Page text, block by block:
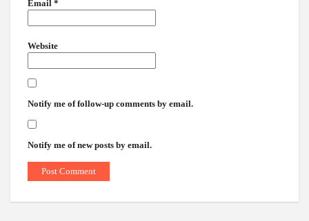
Email *
Website
Notify me of follow-up comments by email.
Notify me of new posts by email.